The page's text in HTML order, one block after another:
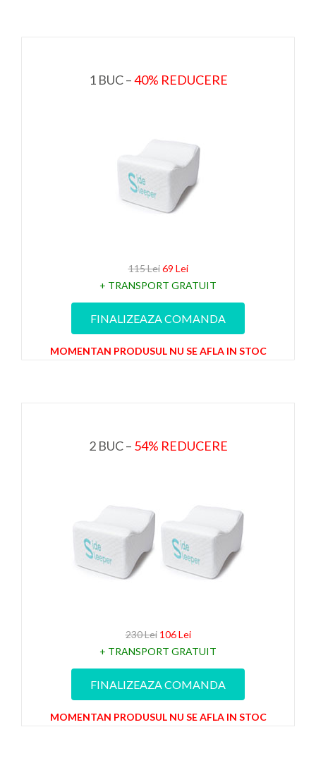
1 BUC –40% REDUCERE
115 Lei 69 Lei
+ TRANSPORT GRATUIT
FINALIZEAZA COMANDA
MOMENTAN PRODUSUL NU SE AFLA IN STOC
2 BUC – 54% REDUCERE
230 Lei 106 Lei
+ TRANSPORT GRATUIT
FINALIZEAZA COMANDA
MOMENTAN PRODUSUL NU SE AFLA IN STOC